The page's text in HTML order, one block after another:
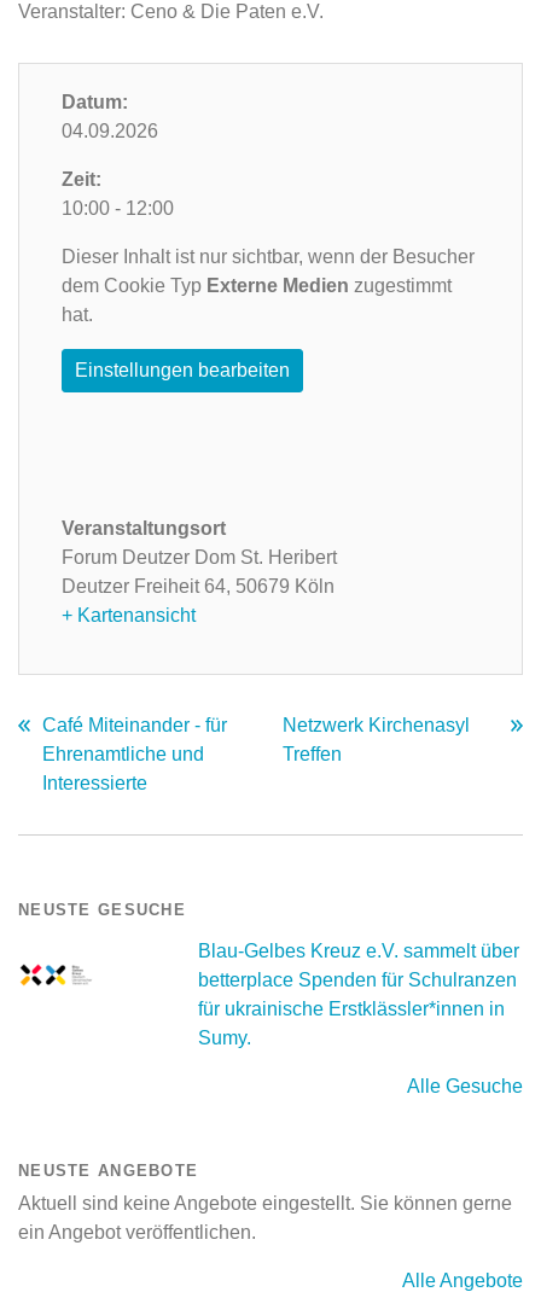
Veranstalter: Ceno & Die Paten e.V.
Datum:
04.09.2026
Zeit:
10:00 - 12:00
Dieser Inhalt ist nur sichtbar, wenn der Besucher
dem Cookie Typ Externe Medien zugestimmt
hat.
Einstellungen bearbeiten
Veranstaltungsort
Forum Deutzer Dom St. Heribert
Deutzer Freiheit 64, 50679 Köln
+ Kartenansicht
Café Miteinander - für
Ehrenamtliche und
Interessierte
Netzwerk Kirchenasyl
Treffen
NEUSTE GESUCHE
Blau-Gelbes Kreuz e.V. sammelt über
betterplace Spenden für Schulranzen
für ukrainische Erstklässler*innen in
Sumy.
Alle Gesuche
NEUSTE ANGEBOTE
Aktuell sind keine Angebote eingestellt. Sie können gerne
ein Angebot veröffentlichen.
Alle Angebote